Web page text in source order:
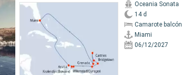
Oceania Sonata
14 d
Camarote balcón
Miami
06/12/2027